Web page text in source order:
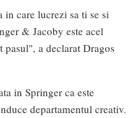
in care lucrezi sa ti se si
& Jacoby este acel
pasul", a declarat Dragos
in Springer ca este
departamentul creativ.